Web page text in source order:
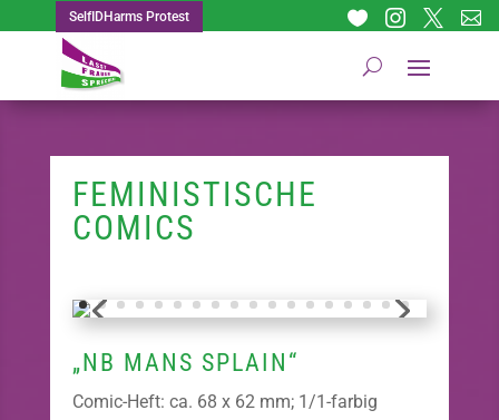
SelfIDHarms Protest 



FEMINISTISCHE
COMICS
„NB MANS SPLAIN“
Comic-Heft: ca. 68 x 62 mm; 1/1-farbig